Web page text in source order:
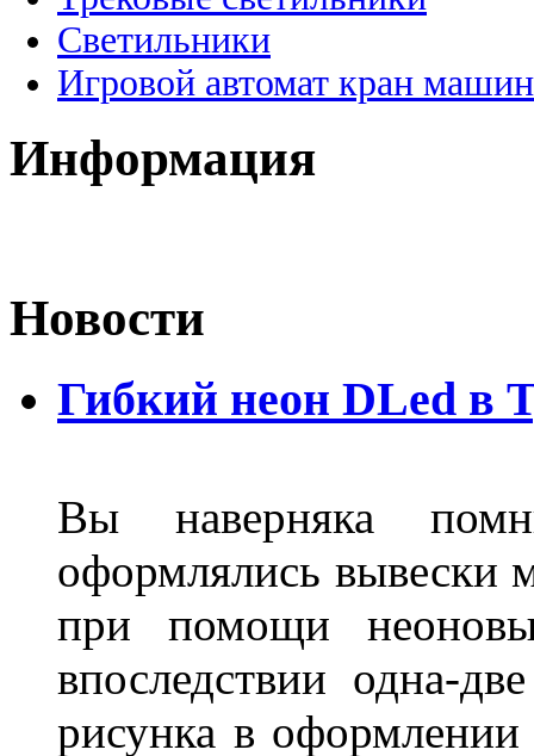
Светильники
Игровой автомат кран
Информация
Новости
Гибкий неон DLed в
Вы наверняка
оформлялись вывески
при помощи
впоследствии одна-
рисунка в оформлении